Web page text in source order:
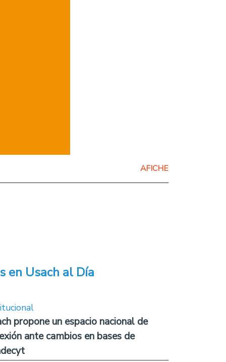
AFICHE
en Usach al Día
propone un espacio nacional de
ante cambios en bases de